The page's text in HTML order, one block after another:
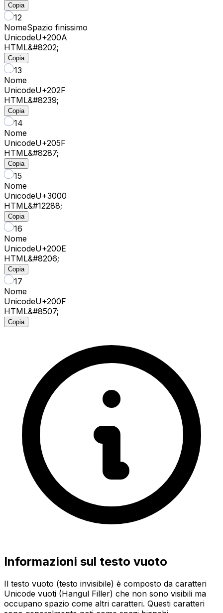
Copia
12
NomeSpazio finissimo
UnicodeU+200A
HTML&#8202;
Copia
13
Nome
UnicodeU+202F
HTML&#8239;
Copia
14
Nome
UnicodeU+205F
HTML&#8287;
Copia
15
Nome
UnicodeU+3000
HTML&#12288;
Copia
16
Nome
UnicodeU+200E
HTML&#8206;
Copia
17
Nome
UnicodeU+200F
HTML&#8507;
Copia
Informazioni sul testo vuoto
Il testo vuoto (testo invisibile) è composto da caratteri
Unicode vuoti (Hangul Filler) che non sono visibili ma
occupano spazio come altri caratteri. Questi caratteri